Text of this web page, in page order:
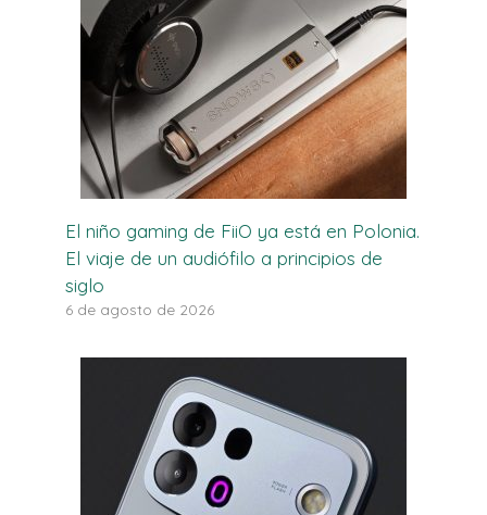
El niño gaming de FiiO ya está en Polonia.
El viaje de un audiófilo a principios de
siglo
6 de agosto de 2026